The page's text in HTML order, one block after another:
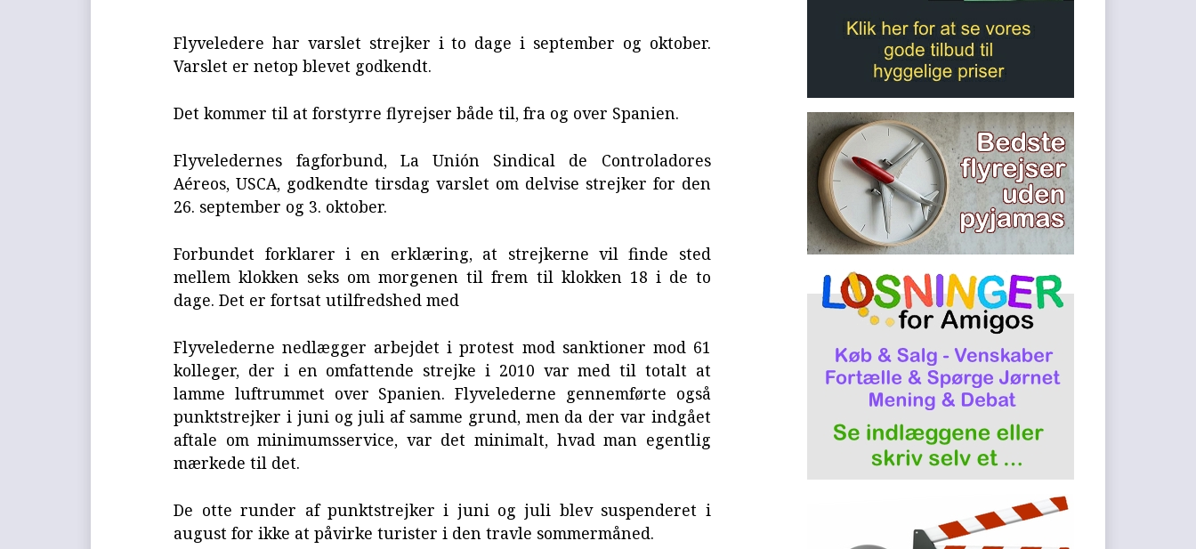
Flyveledere har varslet strejker i to dage i september og oktober.
Varslet er netop blevet godkendt.
Det kommer til at forstyrre flyrejser både til, fra og over Spanien.
Flyveledernes fagforbund, La Unión Sindical de Controladores
Aéreos, USCA, godkendte tirsdag varslet om delvise strejker for den
26. september og 3. oktober.
Forbundet forklarer i en erklæring, at strejkerne vil finde sted
mellem klokken seks om morgenen til frem til klokken 18 i de to
dage. Det er fortsat utilfredshed med
Flyvelederne nedlægger arbejdet i protest mod sanktioner mod 61
kolleger, der i en omfattende strejke i 2010 var med til totalt at
lamme luftrummet over Spanien. Flyvelederne gennemførte også
punktstrejker i juni og juli af samme grund, men da der var indgået
aftale om minimumsservice, var det minimalt, hvad man egentlig
mærkede til det.
De otte runder af punktstrejker i juni og juli blev suspenderet i
august for ikke at påvirke turister i den travle sommermåned.